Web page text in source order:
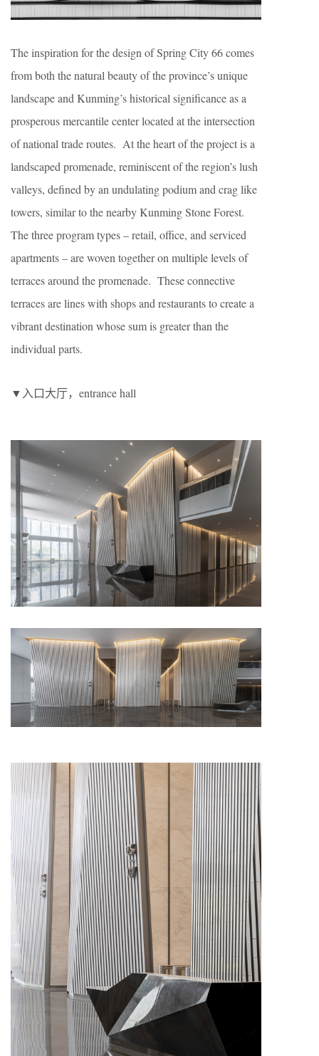
The inspiration for the design of Spring City 66 comes
from both the natural beauty of the province’s unique
landscape and Kunming’s historical significance as a
prosperous mercantile center located at the intersection
of national trade routes. At the heart of the project is a
landscaped promenade, reminiscent of the region’s lush
valleys, defined by an undulating podium and crag like
towers, similar to the nearby Kunming Stone Forest.
The three program types – retail, office, and serviced
apartments – are woven together on multiple levels of
terraces around the promenade. These connective
terraces are lines with shops and restaurants to create a
vibrant destination whose sum is greater than the
individual parts.
▼入口大厅，entrance hall